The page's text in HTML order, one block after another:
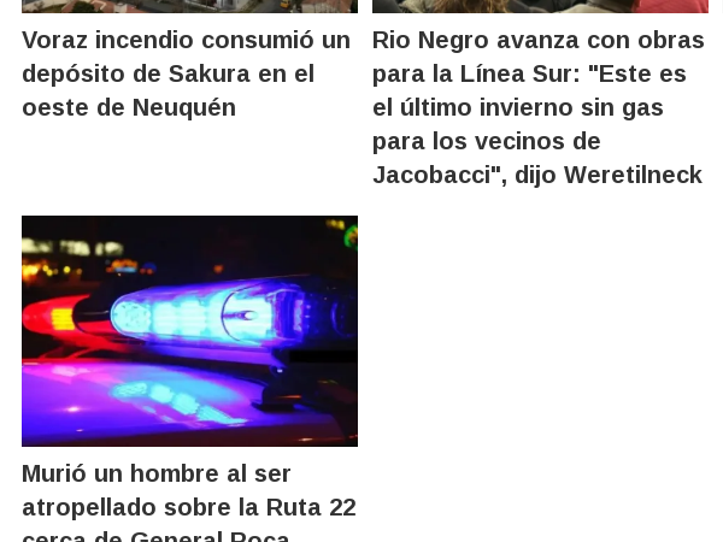
Voraz incendio consumió un
depósito de Sakura en el
oeste de Neuquén
Rio Negro avanza con obras
para la Línea Sur: "Este es
el último invierno sin gas
para los vecinos de
Jacobacci", dijo Weretilneck
Murió un hombre al ser
atropellado sobre la Ruta 22